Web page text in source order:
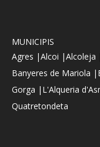
MUNICIPIS
Agres |Alcoi |Alcoleja
Banyeres de Mariola |
Gorga | L'Alqueria
Quatretondeta